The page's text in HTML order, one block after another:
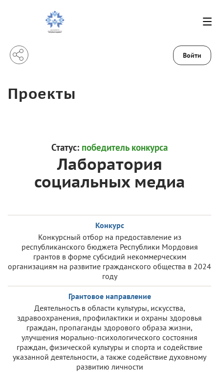
Войти
Проекты
Статус: победитель конкурса
Лаборатория
социальных медиа
Конкурс
Конкурсный отбор на предоставление из
республиканского бюджета Республики Мордовия
грантов в форме субсидий некоммерческим
организациям на развитие гражданского общества в 2024
году
Грантовое направление
Деятельность в области культуры, искусства,
здравоохранения, профилактики и охраны здоровья
граждан, пропаганды здорового образа жизни,
улучшения морально-психологического состояния
граждан, физической культуры и спорта и содействие
указанной деятельности, а также содействие духовному
развитию личности